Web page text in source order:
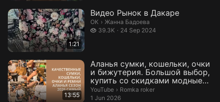
1:21
Видео Рынок в Дакаре
ОК › Жанна Бадоева.
Жанна Бадоева
39.3K
39.3 thousand views
24 Sep 2024
13:55
Аланья сумки, кошельки, очки
и бижутерия. Большой выбор,
купить со скидками модные
су...
YouTube › Romka roker.
Romka roker
1 Jun 2026